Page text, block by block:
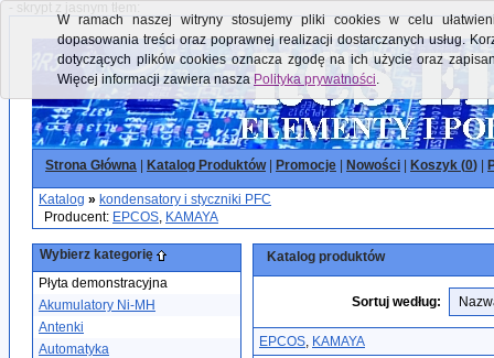
- skrypt z jasnym tłem:
Strona Główna Katalog Produktów| Promocje Nowości Koszyk (0)
Katalog » kondensatory i styczniki PFC
Producent: EPCOS, KAMAYA
Wybierz kategorię
Płyta demonstracyjna
Akumulatory Ni-MH
Antenki
Automatyka
Katalog produktów
Sortuj według:
EPCOS, KAMAYA
W ramach naszej witryny stosujemy pliki cookies w celu
dopasowania treści oraz poprawnej realizacji dostarczanych usług.
dotyczących plików cookies oznacza zgodę na ich użycie oraz
Więcej informacji zawiera nasza Polityka prywatności.